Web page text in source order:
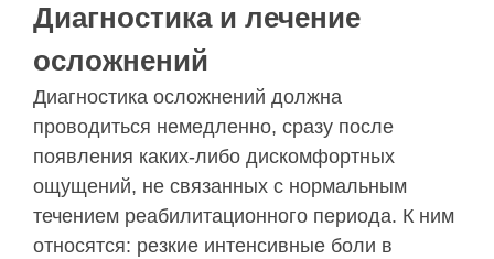
Диагностика и лечение
осложнений
Диагностика осложнений должна
проводиться немедленно, сразу после
появления каких-либо дискомфортных
ощущений, не связанных с нормальным
течением реабилитационного периода. К ним
относятся: резкие интенсивные боли в